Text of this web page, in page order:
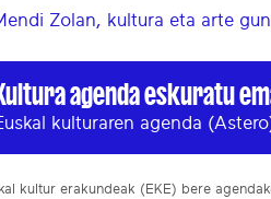
Zolan, kultura eta arte
agenda eskuratu
kulturaren agenda
kultur erakundeak (EKE) bere